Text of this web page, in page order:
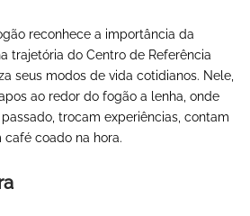
reconhece a importância da
trajetória do Centro de Referência
seus modos de vida cotidianos. Nele,
ao redor do fogão a lenha, onde
trocam experiências, contam
café coado na hora.